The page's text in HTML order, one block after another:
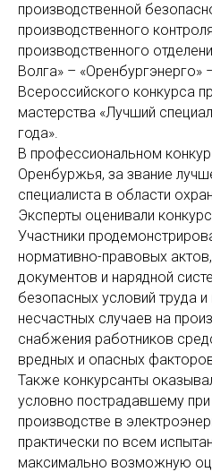
производственной
производственного
производственного
Волга» – «Оренбургэнерго»
Всероссийского конкурса
мастерства «Лучший
года».
В профессиональном
Оренбуржья, за звание
специалиста в области
Эксперты оценивали
Участники
нормативно-правовых
документов и нарядной
безопасных условий труда
несчастных случаев на
снабжения работников
вредных и опасных
Также конкурсанты
условно пострадавшему
производстве в
практически по всем
максимально возможную